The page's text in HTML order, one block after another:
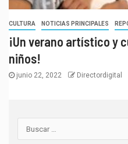
CULTURA NOTICIAS PRINCIPALES
¡Un verano artístico y
niños!
junio 22, 2022 Directordigital